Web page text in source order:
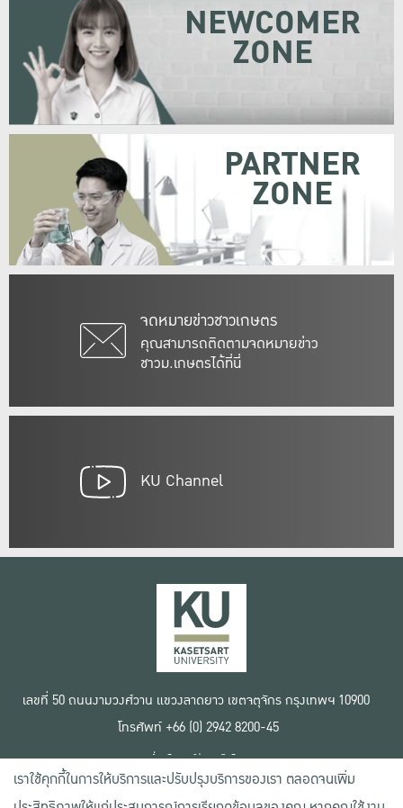
จดหมายข่าวชาวเกษตร
คุณสามารถติดตามจดหมายข่าว
ชาวม.เกษตรได้ที่นี่
NEWCOMER
ZONE
PARTNER
ZONE
KU Channel
เลขที่ 50 ถนนงามวงศ์วาน แขวงลาดยาว เขตจตุจักร กรุงเทพฯ 10900
โทรศัพท์ +66 (0) 2942 8200-45
เงื่อนไขการใช้งานเว็บไซต์
ข้อตกลงด้านสิทธิ์ใช้งาน
นโยบายความเป็นส่วนตัว
เราใช้คุกกี้ในการให้บริการและปรับปรุงบริการของเรา ตลอดจนเพิ่ม